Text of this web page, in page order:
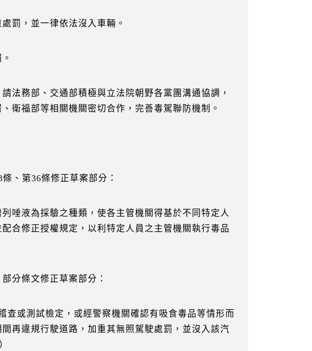
罰，並一律依法沒入車輛。
法務部、交通部積極與立法院朝野各黨團溝通協調，
衛福部等相關機關密切合作，完善毒駕聯防機制。
、第36條修正草案部分：
唾液為採驗之種類，使各主管機關得基於不同特定人
合修正授權規定，以利特定人員之主管機關執行毒品
分條文修正草案部分：
查或測試檢定，或經警察機關確認有吸食毒品等情形而
再違規行駛道路，加重其無照駕駛處罰，並沒入該汽